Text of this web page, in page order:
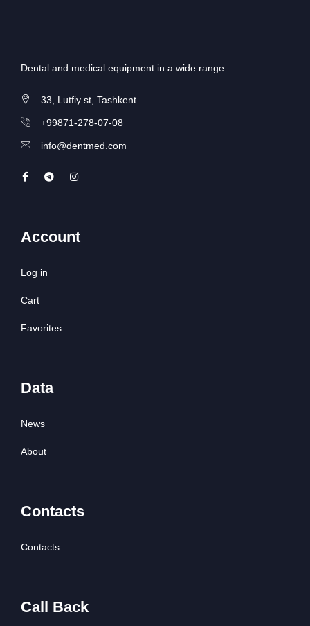
Dental and medical equipment in a wide range.
33, Lutfiy st, Tashkent
+99871-278-07-08
info@dentmed.com
Account
Log in
Cart
Favorites
Data
News
About
Contacts
Contacts
Call Back